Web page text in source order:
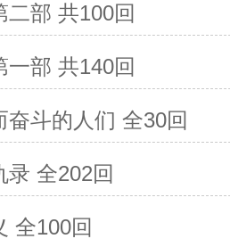
二部 共100回
一部 共140回
奋斗的人们 全30回
录 全202回
全100回